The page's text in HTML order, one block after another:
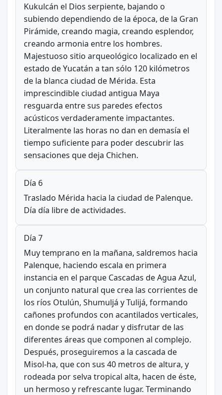
Kukulcán el Dios serpiente, bajando o
subiendo dependiendo de la época, de la Gran
Pirámide, creando magia, creando esplendor,
creando armonia entre los hombres.
Majestuoso sitio arqueológico localizado en el
estado de Yucatán a tan sólo 120 kilómetros
de la blanca ciudad de Mérida. Esta
imprescindible ciudad antigua Maya
resguarda entre sus paredes efectos
acústicos verdaderamente impactantes.
Literalmente las horas no dan en demasía el
tiempo suficiente para poder descubrir las
sensaciones que deja Chichen.
Día 6
Traslado Mérida hacia la ciudad de Palenque.
Día día libre de actividades.
Día 7
Muy temprano en la mañana, saldremos hacia
Palenque, haciendo escala en primera
instancia en el parque Cascadas de Agua Azul,
un conjunto natural que crea las corrientes de
los ríos Otulún, Shumuljá y Tulijá, formando
cañones profundos con acantilados verticales,
en donde se podrá nadar y disfrutar de las
diferentes áreas que componen al complejo.
Después, proseguiremos a la cascada de
Misol-ha, que con sus 40 metros de altura, y
rodeada por selva tropical alta, hacen de éste,
un hermoso y refrescante lugar. Terminando